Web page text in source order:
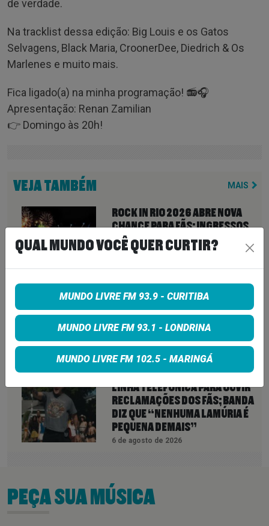
de verdade.
Na tracklist dessa edição: Big Louis e os Gatos
Selvagens, Black Maria, CroonerDee, Diedrich & Os
Marlenes e muito mais.
Fica ligado(a) na minha programação! 📻🎧
Apresentação: Renan Zamilian
👉 Domingo às 20h!
VEJA TAMBÉM MAIS
ROCK IN RIO 2026 ABRE NOVA
CHANCE PARA FÃS: INGRESSOS
VOLTAM À VENDA ATÉ PARA DIAS
ESGOTADOS
ZZ TOP CANCELA SHOW APÓS
INTRANSPONÍVEIS” E DEIXA FÃS
SEM EXPLICAÇÕES
6 de agosto de 2026
QUEENS OF THE STONE AGE CRIA
LINHA TELEFÔNICA PARA OUVIR
RECLAMAÇÕES DOS FÃS; BANDA
DIZ QUE “NENHUMA LAMÚRIA É
PEQUENA DEMAIS”
6 de agosto de 2026
PEÇA SUA MÚSICA
QUAL MUNDO VOCÊ QUER CURTIR?
MUNDO LIVRE FM 93.9 - CURITIBA
MUNDO LIVRE FM 93.1 - LONDRINA
MUNDO LIVRE FM 102.5 - MARINGÁ